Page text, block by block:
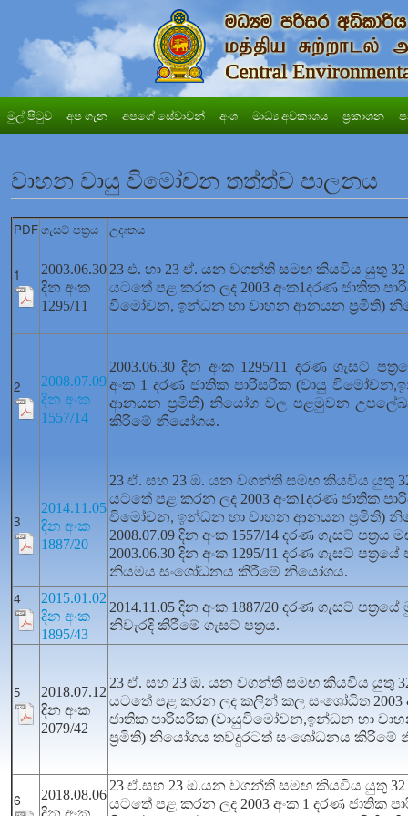
මුල් පිටුව අප ගැන අපගේ සේවාවන් අංශ මාධ්‍ය අවකාශය ප්‍රකාශන
වාහන වායු විමෝචන තත්ත්ව පාලනය
PDFගැසට් පත්‍රය උදෘතය
1
2003.06.30
දින අංක
1295/11
23 එ. හා 23 ඒ. යන වගන්ති සමඟ කියවිය යුතු
යටතේ පළ කරන ලද 2003 අංක1දරණ ජාතික
විමෝචන, ඉන්ධන හා වාහන ආනයන ප්‍රමිති)
2
2008.07.09
දින අංක
1557/14
2003.06.30 දින අංක 1295/11 දරණ ගැසට්
අංක 1 දරණ ජාතික පාරිසරික (වායු විමෝචන,
ආනයන ප්‍රමිති) නියෝග වල පළමුවන
කිරීමේ නියෝගය.
3
2014.11.05
දින අංක
1887/20
23 ඒ. සහ 23 ඔ. යන වගන්ති සමඟ කියවිය යුතු
යටතේ පළ කරන ලද 2003 අංක1දරණ ජාතික
විමෝචන, ඉන්ධන හා වාහන ආනයන ප්‍රමිති)
2008.07.09 දින අංක 1557/14 දරණ ගැසට්
2003.06.30 දින අංක 1295/11 දරණ ගැසට්
නියමය සංශෝධනය කිරීමේ නියෝගය.
4
2015.01.02
දින අංක
1895/43
2014.11.05 දින අංක 1887/20 දරණ ගැසට්
නිවැරදි කිරීමේ ගැසට් පත්‍රය.
5
2018.07.12
දින අංක
2079/42
23 ඒ. සහ 23 ඔ. යන වගන්ති සමඟ කියවිය යුතු
යටතේ පළ කරන ලද කලින් කල සංශෝධිත 2003
ජාතික පාරිසරික (වායුවිමෝචන,ඉන්ධන හා
ප්‍රමිති) නියෝගය තවදුරටත් සංශෝධනය
6
2018.08.06
දින අංක
23 ඒ.සහ 23 ඔ.යන වගන්ති සමඟ කියවිය යුතු
යටතේ පළ කරන ලද 2003 අංක 1 දරණ ජාතික